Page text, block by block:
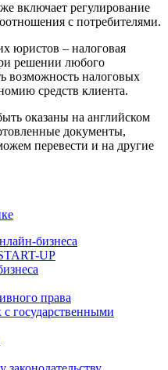
включает регулирование
с потребителями.
юристов – налоговая
решении любого
возможность налоговых
средств клиента.
оказаны на английском
документы,
перевести и на другие
бизнеса
UP
права
государственными